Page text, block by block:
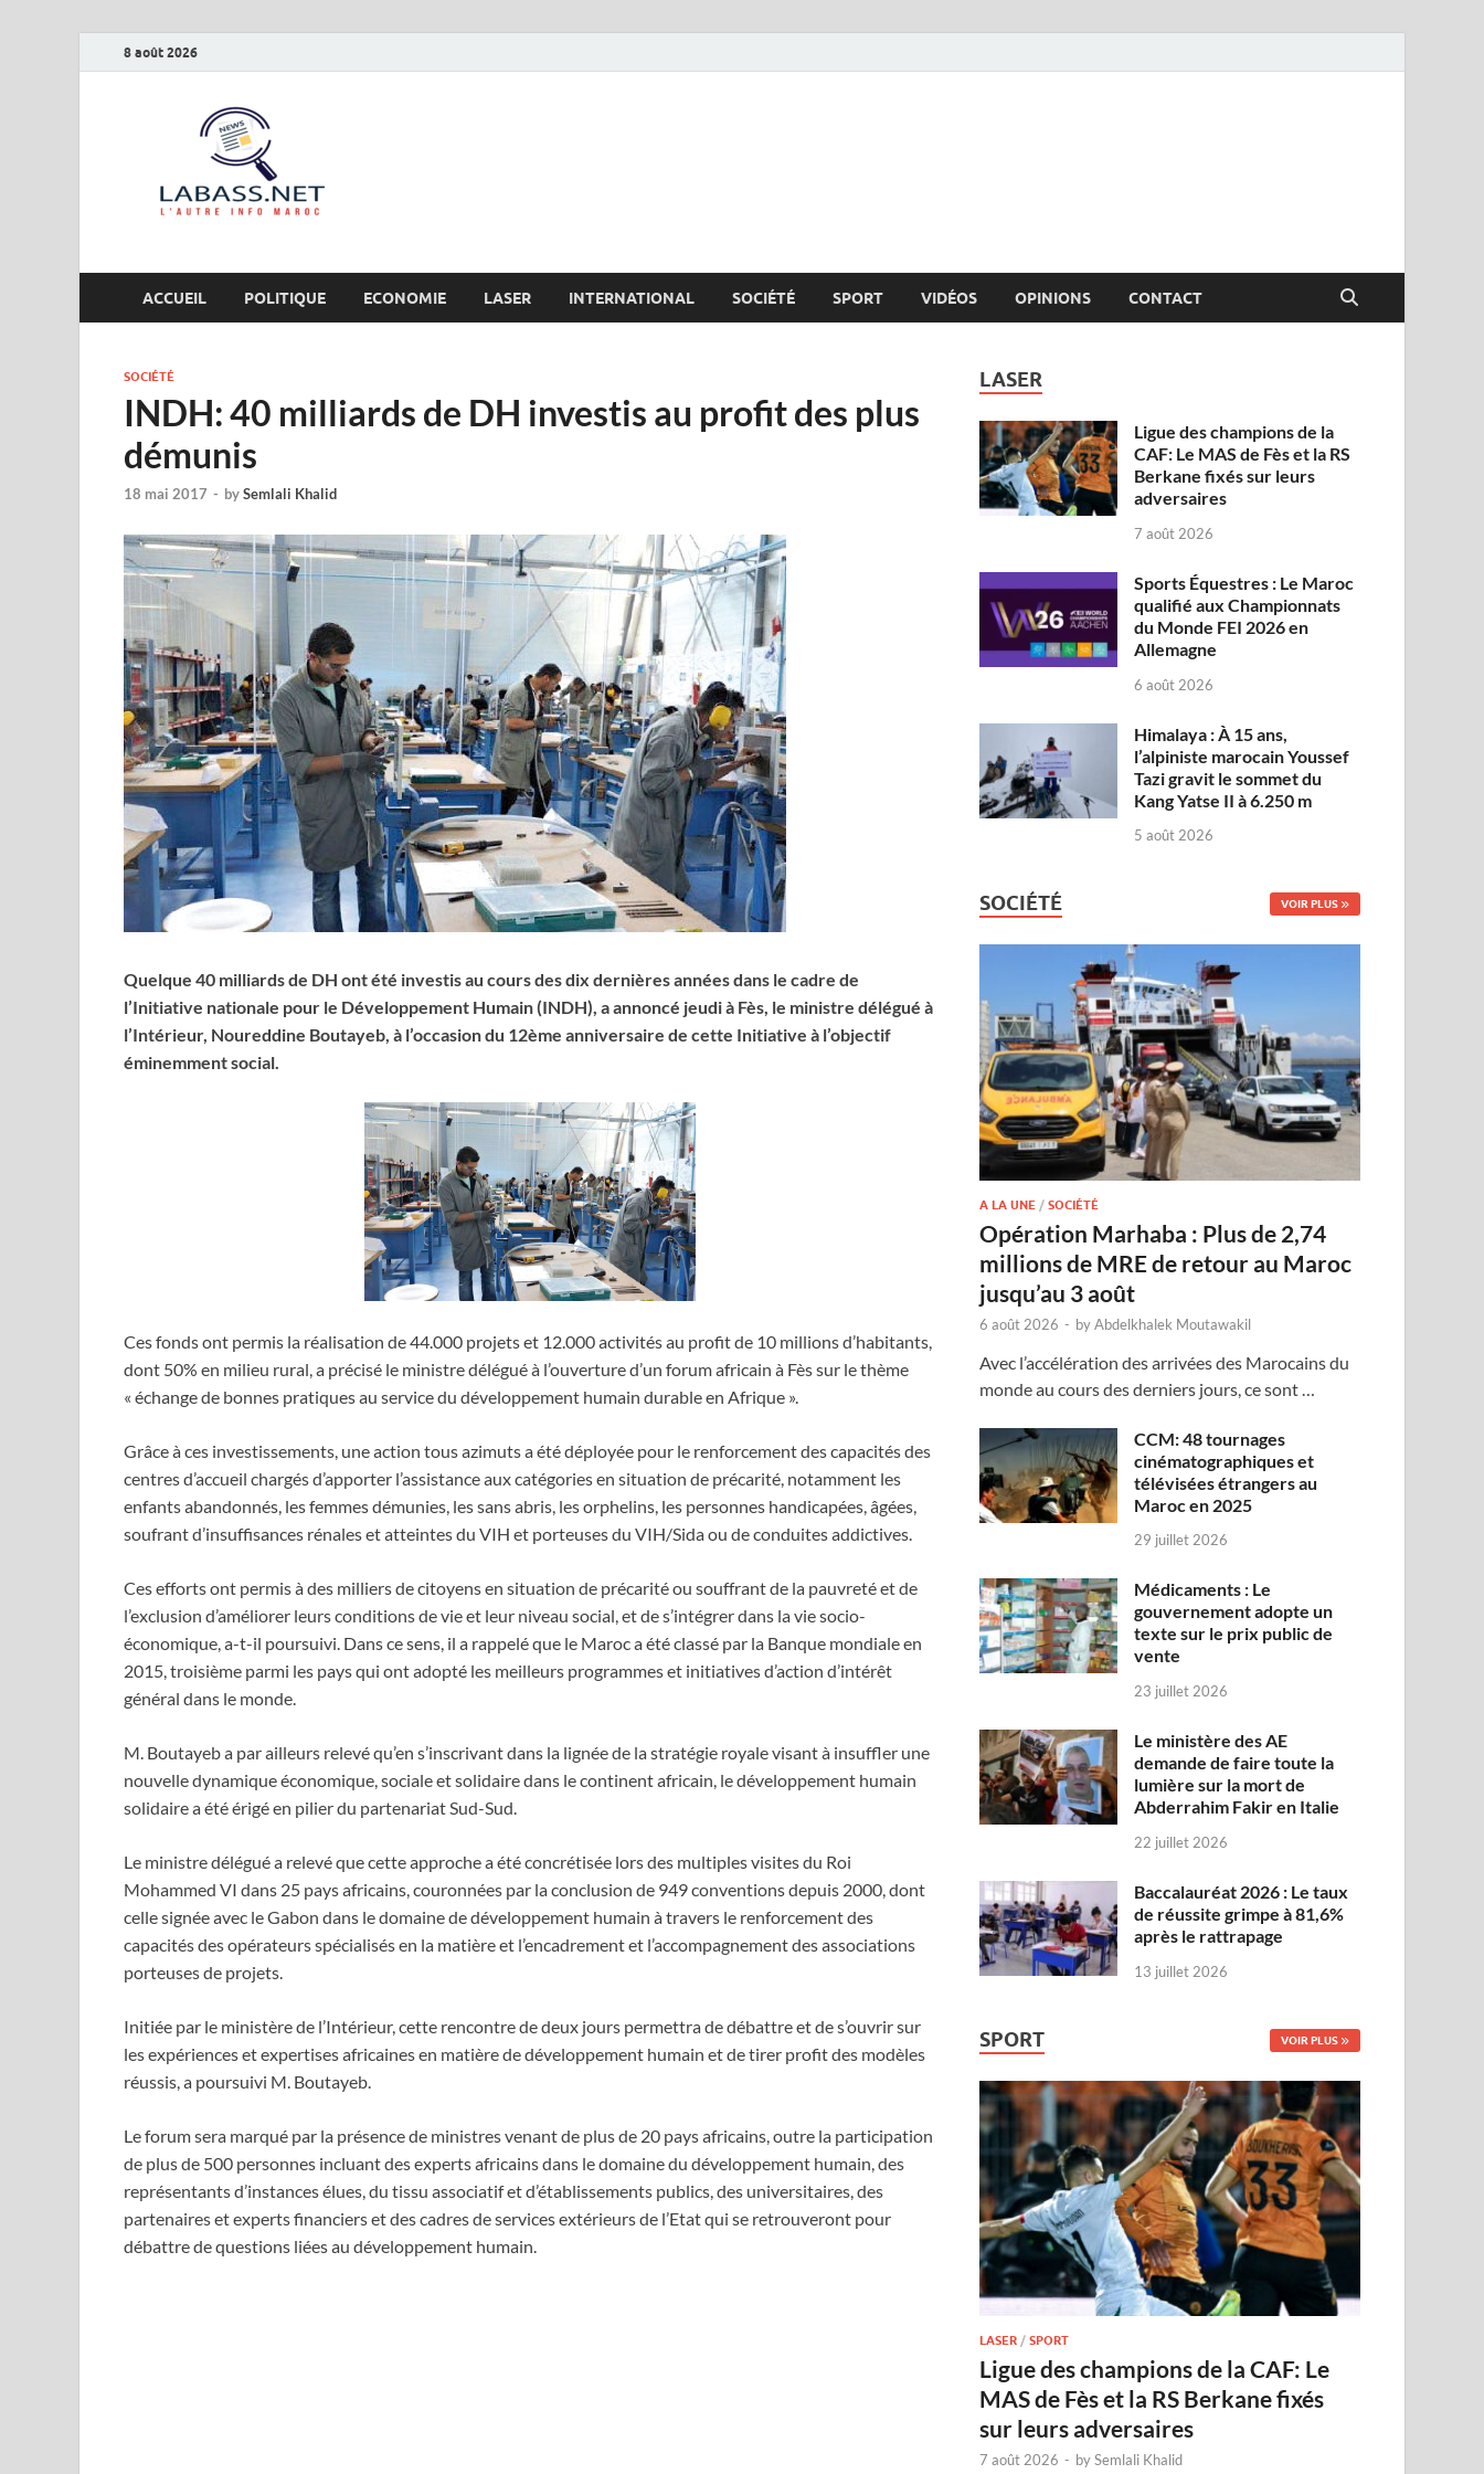
8 août 2026
ACCUEIL POLITIQUE ECONOMIE LASER INTERNATIONAL SOCIÉTÉ SPORT VIDÉOS OPINIONS CONTACT
SOCIÉTÉ
INDH: 40 milliards de DH investis au profit des plus
démunis
18 mai 2017 - bySemlali Khalid
Quelque 40 milliards de DH ont été investis au cours des dix dernières années dans le cadre de
l’Initiative nationale pour le Développement Humain (INDH), a annoncé jeudi à Fès, le ministre délégué à
l’Intérieur, Noureddine Boutayeb, à l’occasion du 12ème anniversaire de cette Initiative à l’objectif
éminemment social.
Ces fonds ont permis la réalisation de 44.000 projets et 12.000 activités au profit de 10 millions d’habitants,
dont 50% en milieu rural, a précisé le ministre délégué à l’ouverture d’un forum africain à Fès sur le thème
« échange de bonnes pratiques au service du développement humain durable en Afrique ».
Grâce à ces investissements, une action tous azimuts a été déployée pour le renforcement des capacités des
centres d’accueil chargés d’apporter l’assistance aux catégories en situation de précarité, notamment les
enfants abandonnés, les femmes démunies, les sans abris, les orphelins, les personnes handicapées, âgées,
soufrant d’insuffisances rénales et atteintes du VIH et porteuses du VIH/Sida ou de conduites addictives.
Ces efforts ont permis à des milliers de citoyens en situation de précarité ou souffrant de la pauvreté et de
l’exclusion d’améliorer leurs conditions de vie et leur niveau social, et de s’intégrer dans la vie socio-
économique, a-t-il poursuivi. Dans ce sens, il a rappelé que le Maroc a été classé par la Banque mondiale en
2015, troisième parmi les pays qui ont adopté les meilleurs programmes et initiatives d’action d’intérêt
général dans le monde.
M. Boutayeb a par ailleurs relevé qu’en s’inscrivant dans la lignée de la stratégie royale visant à insuffler une
nouvelle dynamique économique, sociale et solidaire dans le continent africain, le développement humain
solidaire a été érigé en pilier du partenariat Sud-Sud.
Le ministre délégué a relevé que cette approche a été concrétisée lors des multiples visites du Roi
Mohammed VI dans 25 pays africains, couronnées par la conclusion de 949 conventions depuis 2000, dont
celle signée avec le Gabon dans le domaine de développement humain à travers le renforcement des
capacités des opérateurs spécialisés en la matière et l’encadrement et l’accompagnement des associations
porteuses de projets.
Initiée par le ministère de l’Intérieur, cette rencontre de deux jours permettra de débattre et de s’ouvrir sur
les expériences et expertises africaines en matière de développement humain et de tirer profit des modèles
réussis, a poursuivi M. Boutayeb.
Le forum sera marqué par la présence de ministres venant de plus de 20 pays africains, outre la participation
de plus de 500 personnes incluant des experts africains dans le domaine du développement humain, des
représentants d’instances élues, du tissu associatif et d’établissements publics, des universitaires, des
partenaires et experts financiers et des cadres de services extérieurs de l’Etat qui se retrouveront pour
débattre de questions liées au développement humain.
LASER
Ligue des champions de la
CAF: Le MAS de Fès et la RS
Berkane fixés sur leurs
adversaires
7 août 2026
Sports Équestres : Le Maroc
qualifié aux Championnats
du Monde FEI 2026 en
Allemagne
6 août 2026
Himalaya : À 15 ans,
l’alpiniste marocain Youssef
Tazi gravit le sommet du
Kang Yatse II à 6.250 m
5 août 2026
SOCIÉTÉ VOIR PLUS
A LA UNE /SOCIÉTÉ
Opération Marhaba : Plus de 2,74
millions de MRE de retour au Maroc
jusqu’au 3 août
6 août 2026 - byAbdelkhalek Moutawakil
Avec l’accélération des arrivées des Marocains du
monde au cours des derniers jours, ce sont …
CCM: 48 tournages
cinématographiques et
télévisées étrangers au
Maroc en 2025
29 juillet 2026
Médicaments : Le
gouvernement adopte un
texte sur le prix public de
vente
23 juillet 2026
Le ministère des AE
demande de faire toute la
lumière sur la mort de
Abderrahim Fakir en Italie
22 juillet 2026
Baccalauréat 2026 : Le taux
de réussite grimpe à 81,6%
après le rattrapage
13 juillet 2026
SPORT VOIR PLUS
LASER /SPORT
Ligue des champions de la CAF: Le
MAS de Fès et la RS Berkane fixés
sur leurs adversaires
7 août 2026 - bySemlali Khalid